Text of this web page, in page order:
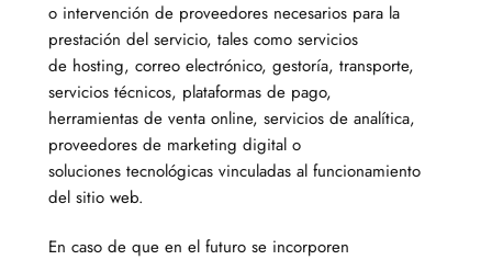
o intervención de proveedores necesarios para la
prestación del servicio, tales como servicios
de hosting, correo electrónico, gestoría, transporte,
servicios técnicos, plataformas de pago,
herramientas de venta online, servicios de analítica,
proveedores de marketing digital o
soluciones tecnológicas vinculadas al funcionamiento
del sitio web.
En caso de que en el futuro se incorporen